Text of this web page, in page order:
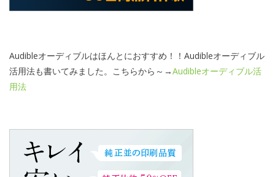
Audibleオーディブルはほんとにおすすめ！！Audibleオーディブル
活用法も書いてみました。こちらから～→Audibleオーディブル活
用法